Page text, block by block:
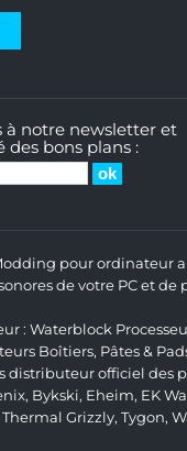
à notre newsletter et
des bons plans :
pour ordinateur
de votre PC et
: Waterblock
Boîtiers, Pâtes &
distributeur officiel des
, Bykski, Eheim, EK
Thermal Grizzly, Tygon,